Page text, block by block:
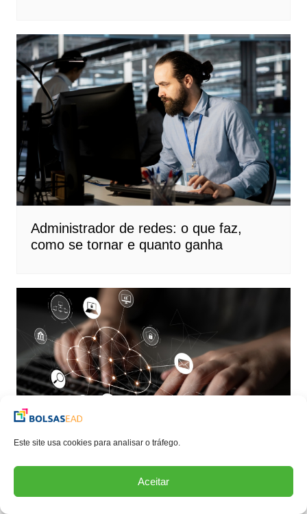
Este site usa cookies para analisar o tráfego.
Aceitar
Administrador de redes: o que faz,
como se tornar e quanto ganha
Faculdade de rede de computadores:
bolsa de estudos, onde estudar, valor,